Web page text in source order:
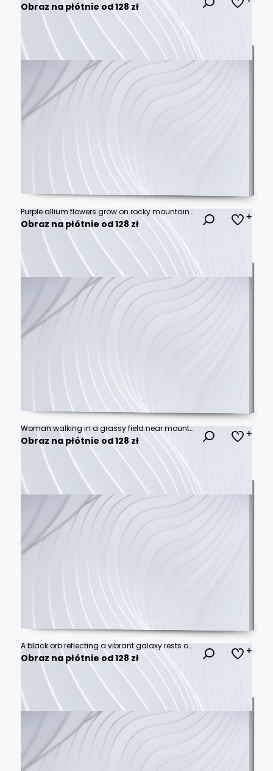
Obraz na płótnie od 128 zł
Purple allium flowers grow on rocky mountain slope overlooking serene lake and distant peaks at sunrise. Rich green trees line water. Peaceful nature scene.
Obraz na płótnie od 128 zł
Woman walking in a grassy field near mountains under a blue sky with clouds. Lifestyle concept with nature, freedom, and outdoor activity in soft natural light.
Obraz na płótnie od 128 zł
A black orb reflecting a vibrant galaxy rests on rough terrain against a cosmic nebula.
Obraz na płótnie od 128 zł